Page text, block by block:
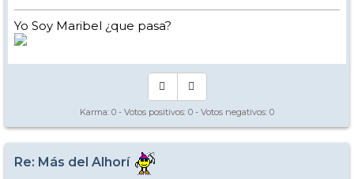
Yo Soy Maribel ¿que pasa?
Karma: 0 - Votos positivos: 0 - Votos negativos: 0
Re: Más del Alhorí